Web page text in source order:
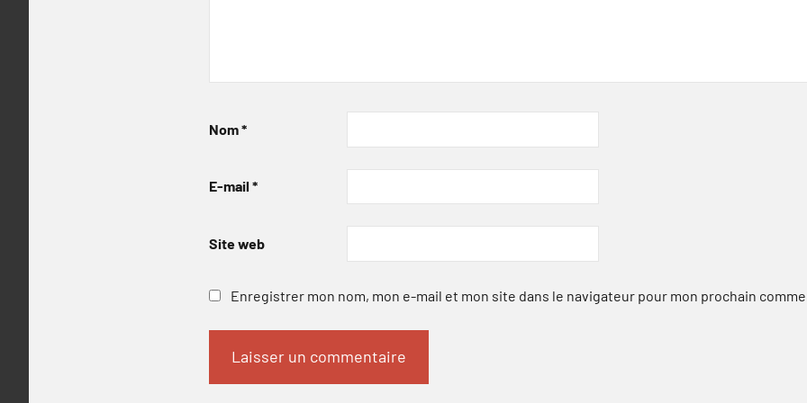
Nom*
E-mail *
Site web
Enregistrer mon nom, mon e-mail et mon site dans le navigateur pour mon prochain